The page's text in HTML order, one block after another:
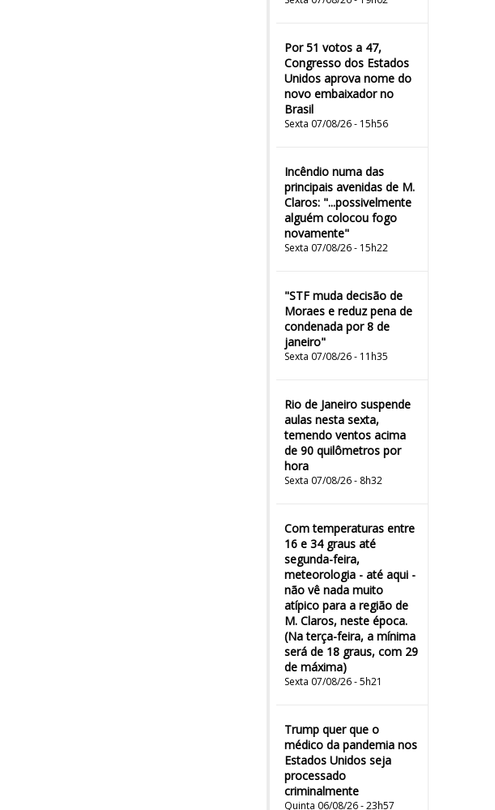
Por 51 votos a 47,
Congresso dos Estados
Unidos aprova nome do
novo embaixador no
Brasil
Sexta 07/08/26 - 15h56
Incêndio numa das
principais avenidas de M.
Claros: "...possivelmente
alguém colocou fogo
novamente"
Sexta 07/08/26 - 15h22
"STF muda decisão de
Moraes e reduz pena de
condenada por 8 de
janeiro"
Sexta 07/08/26 - 11h35
Rio de Janeiro suspende
aulas nesta sexta,
temendo ventos acima
de 90 quilômetros por
hora
Sexta 07/08/26 - 8h32
Com temperaturas entre
16 e 34 graus até
segunda-feira,
meteorologia - até aqui -
não vê nada muito
atípico para a região de
M. Claros, neste época.
(Na terça-feira, a mínima
será de 18 graus, com 29
de máxima)
Sexta 07/08/26 - 5h21
Trump quer que o
médico da pandemia nos
Estados Unidos seja
processado
criminalmente
Quinta 06/08/26 - 23h57